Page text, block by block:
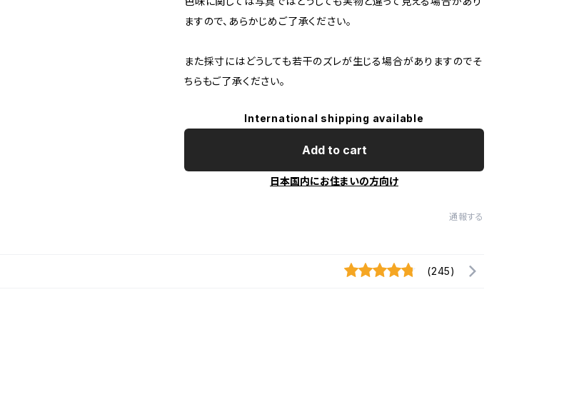
ますので、あらかじめご了承ください。
また採寸にはどうしても若干のズレが生じる場合がありますのでそ
ちらもご了承ください。
International shipping available
Add to cart
日本国内にお住まいの方向け
通報する
(245)